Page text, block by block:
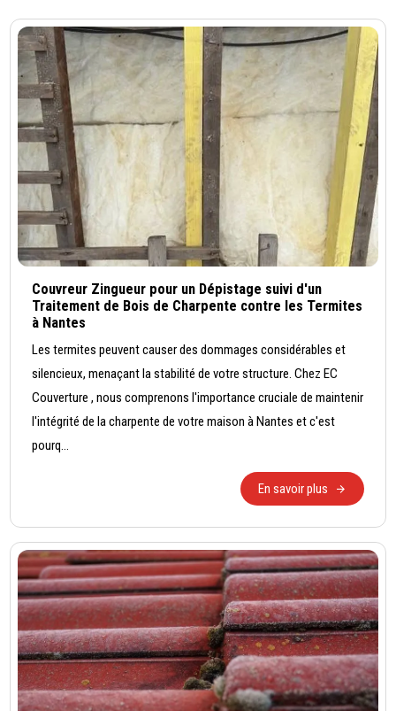
Couvreur Zingueur pour un Dépistage suivi d'un
Traitement de Bois de Charpente contre les Termites
à Nantes
Les termites peuvent causer des dommages considérables et
silencieux, menaçant la stabilité de votre structure. Chez EC
Couverture , nous comprenons l'importance cruciale de maintenir
l'intégrité de la charpente de votre maison à Nantes et c'est
pourq...
En savoir plus